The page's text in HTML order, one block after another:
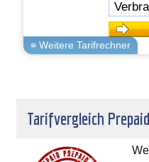
Tarifvergleich